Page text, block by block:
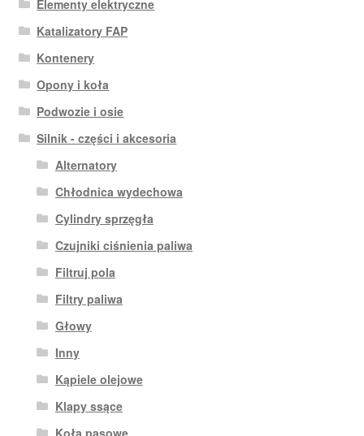
Elementy elektryczne
Katalizatory FAP
Kontenery
Opony i koła
Podwozie i osie
Silnik - części i akcesoria
Alternatory
Chłodnica wydechowa
Cylindry sprzęgła
Czujniki ciśnienia paliwa
Filtruj pola
Filtry paliwa
Głowy
Inny
Kąpiele olejowe
Klapy ssące